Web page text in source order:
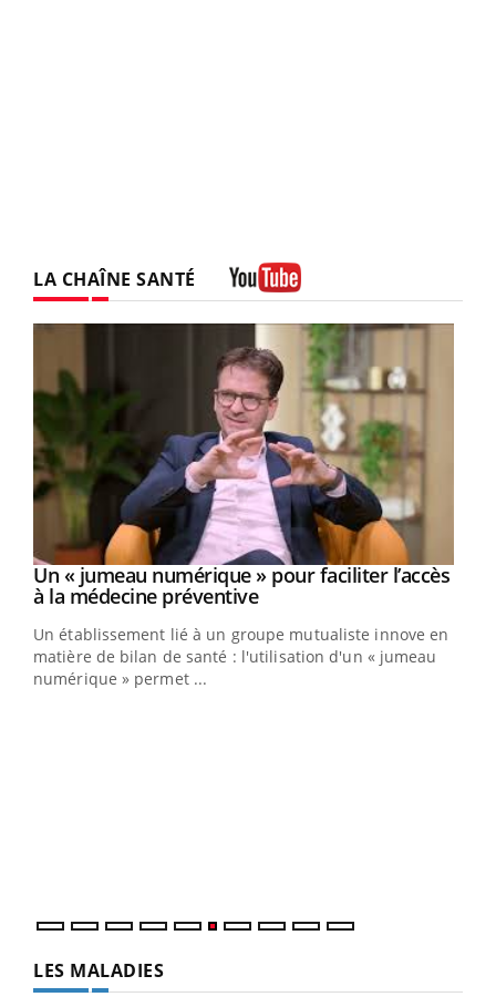
LA CHAÎNE SANTÉ
Youtube
Un « jumeau numérique » pour faciliter l’accès
à la médecine préventiveYoutube
Un établissement lié à un groupe mutualiste innove en
matière de bilan de santé : l'utilisation d'un « jumeau
numérique » permet ...
LES MALADIES